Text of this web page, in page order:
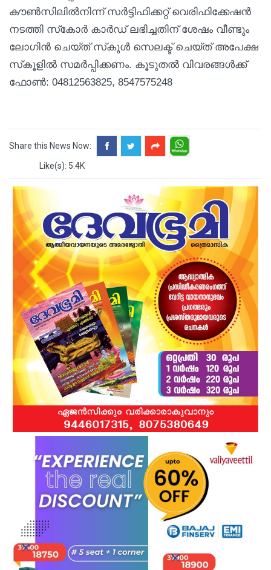
കൗൺസിലിൽനിന്ന് സർട്ടിഫിക്കറ്റ് വെരിഫിക്കേഷൻ
നടത്തി സ്‌കോർ കാർഡ് ലഭിച്ചതിന് ശേഷം വീണ്ടും
ലോഗിൻ ചെയ്ത് സ്‌കൂൾ സെലക്ട് ചെയ്ത് അപേക്ഷ
സ്‌കൂളിൽ സമർപ്പിക്കണം. കൂടുതൽ വിവരങ്ങൾക്ക്
ഫോൺ: 04812563825, 8547575248
Share this News Now:
Like(s): 5.4K